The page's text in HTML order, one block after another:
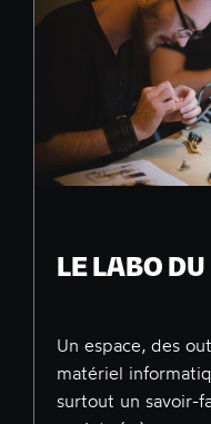
LE LABO
Un espace, des
matériel
surtout un savoir-